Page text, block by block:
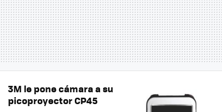
3M le pone cámara a su
picoproyector CP45